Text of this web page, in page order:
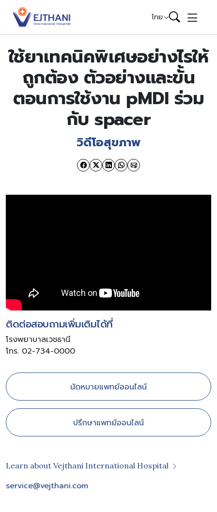
Skip to content
ไทย
ใช้ยาเทคนิคพิเศษอย่างไรให้
ถูกต้อง ตัวอย่างและขั้น
ตอนการใช้งาน pMDI ร่วม
กับ spacer
วิดีโอสุขภาพ
ติดต่อสอบถามเพิ่มเติมได้ที่
โรงพยาบาลเวชธานี
โทร. 02-734-0000
นัดหมายแพทย์ออนไลน์
ปรึกษาแพทย์ออนไลน์
Learn about Vejthani International Hospital
service@vejthani.com